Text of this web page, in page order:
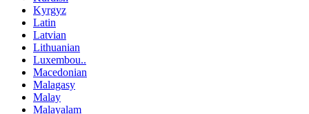
Kyrgyz
Latin
Latvian
Lithuanian
Luxembou..
Macedonian
Malagasy
Malay
Malayalam